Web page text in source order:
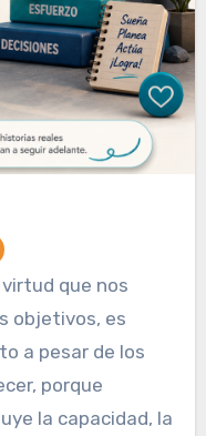
que nos
objetivos, es
a pesar de los
porque
la capacidad, la